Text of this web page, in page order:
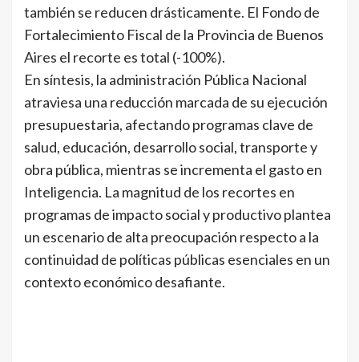
también se reducen drásticamente. El Fondo de
Fortalecimiento Fiscal de la Provincia de Buenos
Aires el recorte es total (-100%).
En síntesis, la administración Pública Nacional
atraviesa una reducción marcada de su ejecución
presupuestaria, afectando programas clave de
salud, educación, desarrollo social, transporte y
obra pública, mientras se incrementa el gasto en
Inteligencia. La magnitud de los recortes en
programas de impacto social y productivo plantea
un escenario de alta preocupación respecto a la
continuidad de políticas públicas esenciales en un
contexto económico desafiante.